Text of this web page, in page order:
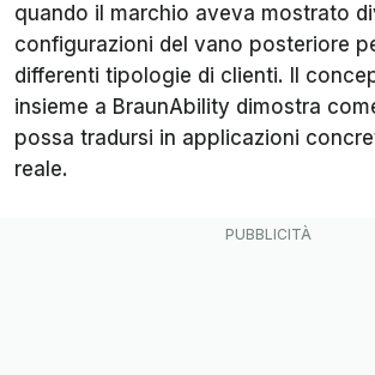
quando il marchio aveva mostrato
configurazioni del vano posteriore
differenti tipologie di clienti. Il
insieme a BraunAbility dimostra
possa tradursi in applicazioni
reale.